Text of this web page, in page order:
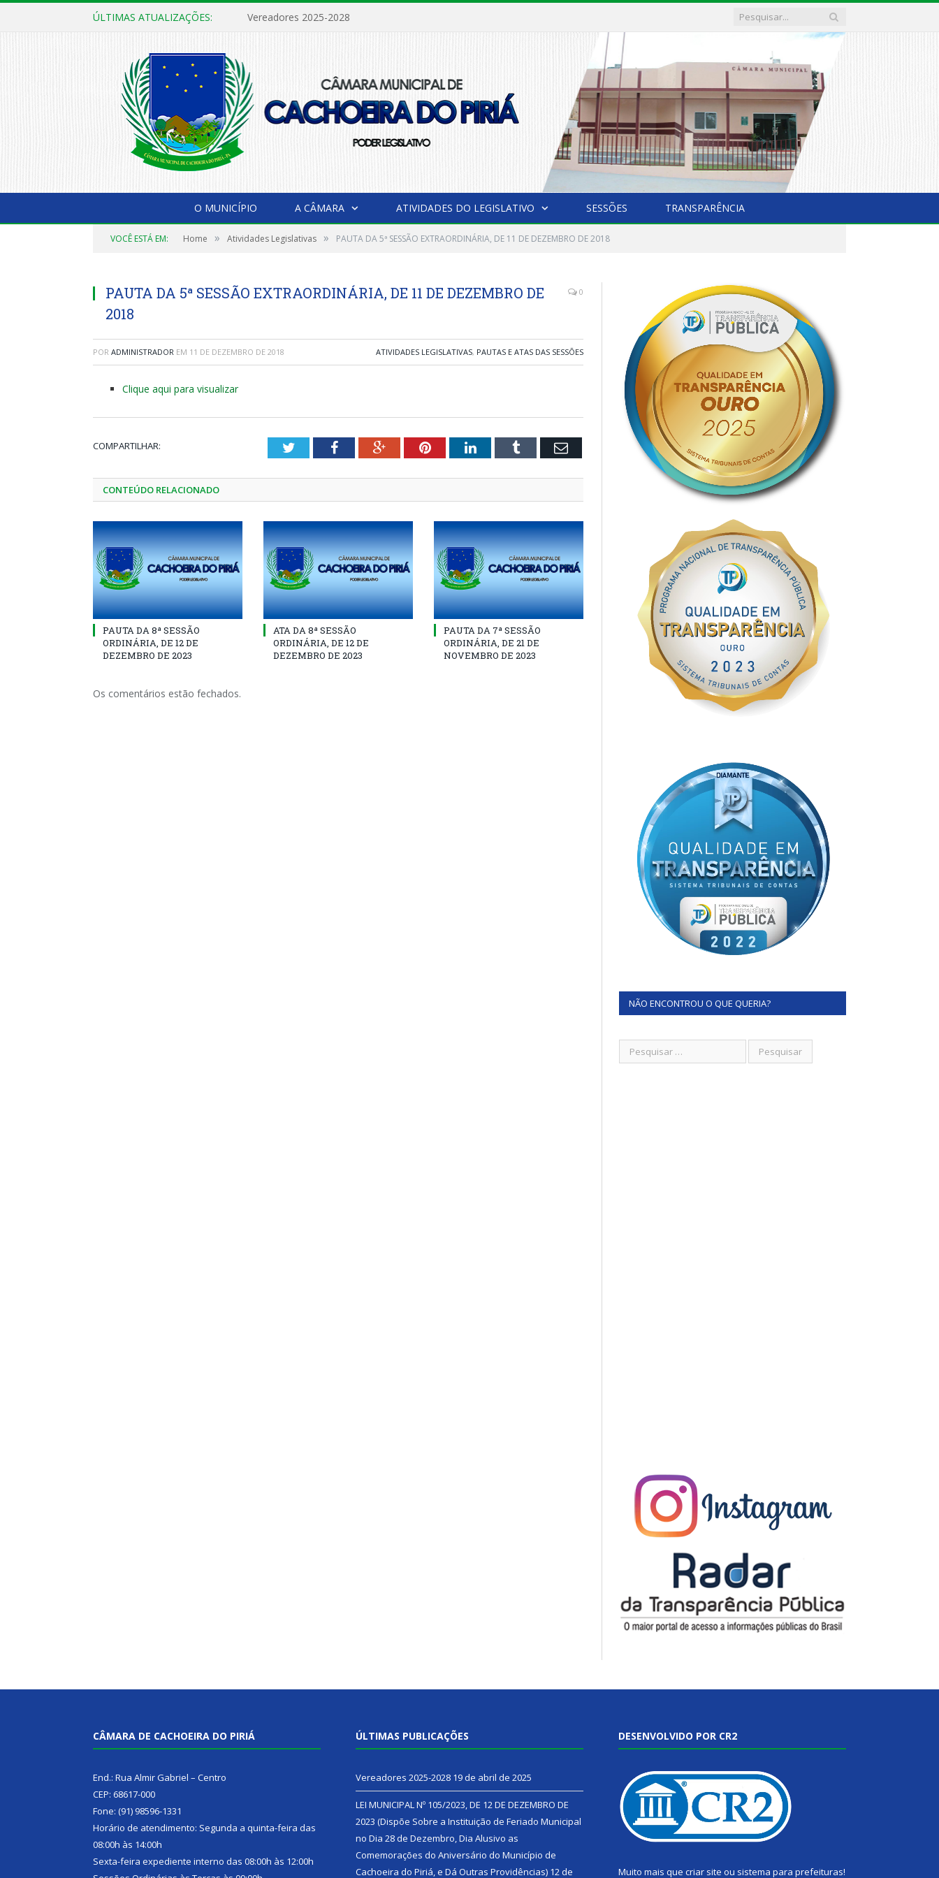
ÚLTIMAS ATUALIZAÇÕES: Vereadores 2025-2028
O MUNICÍPIO A CÂMARA ATIVIDADES DO LEGISLATIVO SESSÕES TRANSPARÊNCIA
VOCÊ ESTÁ EM: Home » Atividades Legislativas » PAUTA DA 5ª SESSÃO EXTRAORDINÁRIA, DE 11 DE DEZEMBRO DE 2018
PAUTA DA 5ª SESSÃO EXTRAORDINÁRIA, DE 11 DE DEZEMBRO DE
2018
0
POR ADMINISTRADOR EM 11 DE DEZEMBRO DE 2018 ATIVIDADES LEGISLATIVAS, PAUTAS E ATAS DAS SESSÕES
Clique aqui para visualizar
COMPARTILHAR: TwitterFacebookGoogle+PinterestLinkedInTumblr Email
CONTEÚDO RELACIONADO
PAUTA DA 8ª SESSÃO
ORDINÁRIA, DE 12 DE
DEZEMBRO DE 2023
ATA DA 8ª SESSÃO
ORDINÁRIA, DE 12 DE
DEZEMBRO DE 2023
PAUTA DA 7ª SESSÃO
ORDINÁRIA, DE 21 DE
NOVEMBRO DE 2023
Os comentários estão fechados.
NÃO ENCONTROU O QUE QUERIA?
CÂMARA DE CACHOEIRA DO PIRIÁ
End.: Rua Almir Gabriel – Centro
CEP: 68617-000
Fone: (91) 98596-1331
Horário de atendimento: Segunda a quinta-feira das
08:00h às 14:00h
Sexta-feira expediente interno das 08:00h às 12:00h
ÚLTIMAS PUBLICAÇÕES
Vereadores 2025-2028 19 de abril de 2025
LEI MUNICIPAL Nº 105/2023, DE 12 DE DEZEMBRO DE
2023 (Dispõe Sobre a Instituição de Feriado Municipal
no Dia 28 de Dezembro, Dia Alusivo as
Comemorações do Aniversário do Município de
Cachoeira do Piriá, e Dá Outras Providências) 12 de
DESENVOLVIDO POR CR2
Muito mais que criar site ou sistema para prefeituras!